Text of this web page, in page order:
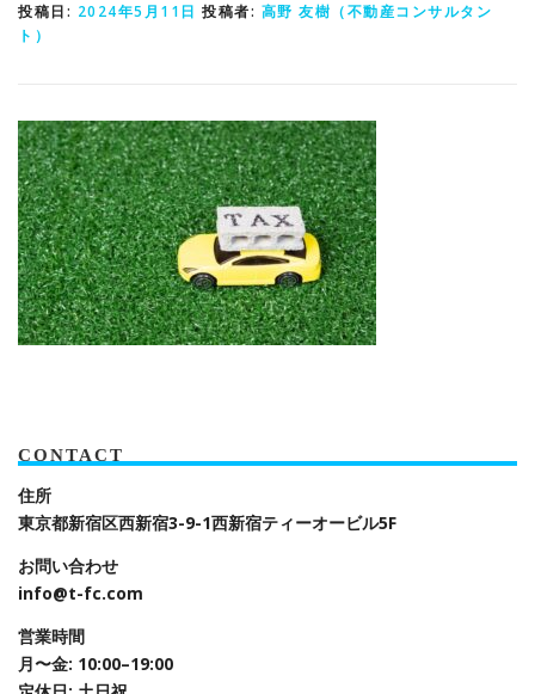
投稿日: 2024年5月11日 投稿者: 高野 友樹（不動産コンサルタン
ト）
CONTACT
住所
東京都新宿区西新宿3-9-1西新宿ティーオービル5F
お問い合わせ
info@t-fc.com
営業時間
月〜金: 10:00–19:00